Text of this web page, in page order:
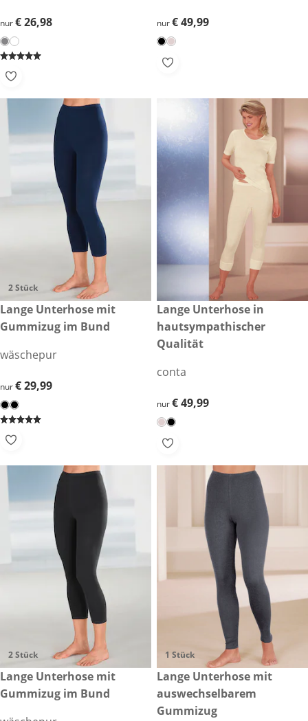
€ 26,98
nur€ 26,98 € 49,99
nur€ 49,99
2 Stück
€ 29,99
Lange Unterhose mit
Gummizug im Bund
wäschepur
€ 29,99
nur€ 29,99
€ 49,99
Lange Unterhose in
hautsympathischer
Qualität
conta
€ 49,99
nur€ 49,99
2 Stück
€ 29,99
Lange Unterhose mit
Gummizug im Bund
1 Stück
€ 14,99
Lange Unterhose mit
auswechselbarem
Gummizug